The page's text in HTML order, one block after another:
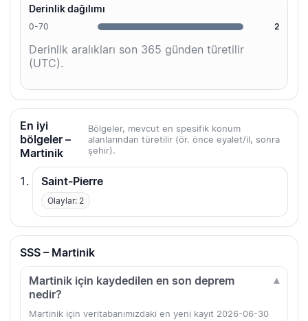
Derinlik dağılımı
0-70 2
Derinlik aralıkları son 365 günden türetilir
(UTC).
En iyi
bölgeler –
Martinik
Bölgeler, mevcut en spesifik konum
alanlarından türetilir (ör. önce eyalet/il, sonra
şehir).
Saint-Pierre
Olaylar: 2
SSS – Martinik
Martinik için kaydedilen en son deprem
nedir?
Martinik için veritabanımızdaki en yeni kayıt 2026-06-30